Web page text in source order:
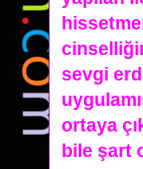
sevgi
ortaya
bile şart